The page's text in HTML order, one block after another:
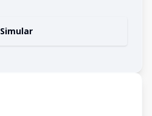
Simular